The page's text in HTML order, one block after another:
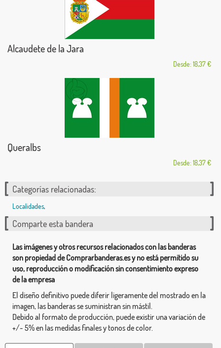
Alcaudete de la Jara
Desde: 18,37 €
Queralbs
Desde: 18,37 €
Categorías relacionadas:
Localidades,
Comparte esta bandera
Las imágenes y otros recursos relacionados con las banderas
son propiedad de Comprarbanderas.es y no está permitido su
uso, reproducción o modificación sin consentimiento expreso
de la empresa
El diseño definitivo puede diferir ligeramente del mostrado en la
imagen, las banderas se suministran sin mástil.
Debido al formato de producción, puede existir una variación de
+/- 5% en las medidas finales y tonos de color.